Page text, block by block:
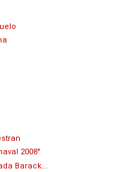
2008"
Barack...